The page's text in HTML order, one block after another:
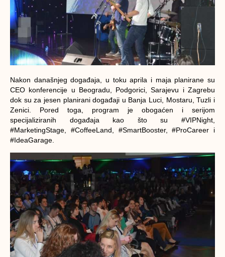
Nakon današnjeg događaja, u toku aprila i maja planirane su
CEO konferencije u Beogradu, Podgorici, Sarajevu i Zagrebu
dok su za jesen planirani događaji u Banja Luci, Mostaru, Tuzli i
Zenici. Pored toga, program je obogaćen i serijom
specijaliziranih događaja kao što su #VIPNight,
#MarketingStage, #CoffeeLand, #SmartBooster, #ProCareer i
#IdeaGarage.